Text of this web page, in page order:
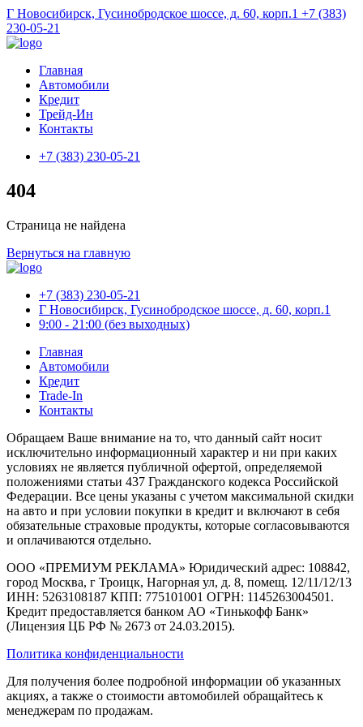
Г Новосибирск, Гусинобродское шоссе, д. 60, корп.1 +7 (383)
230-05-21
Главная
Автомобили
Кредит
Трейд-Ин
Контакты
+7 (383) 230-05-21
404
Страница не найдена
Вернуться на главную
+7 (383) 230-05-21
Г Новосибирск, Гусинобродское шоссе, д. 60, корп.1
9:00 - 21:00 (без выходных)
Главная
Автомобили
Кредит
Trade-In
Контакты
Обращаем Ваше внимание на то, что данный сайт носит
исключительно информационный характер и ни при каких
условиях не является публичной офертой, определяемой
положениями статьи 437 Гражданского кодекса Российской
Федерации. Все цены указаны с учетом максимальной скидки
на авто и при условии покупки в кредит и включают в себя
обязательные страховые продукты, которые согласовываются
и оплачиваются отдельно.
ООО «ПРЕМИУМ РЕКЛАМА» Юридический адрес: 108842,
город Москва, г Троицк, Нагорная ул, д. 8, помещ. 12/11/12/13
ИНН: 5263108187 КПП: 775101001 ОГРН: 1145263004501.
Кредит предоставляется банком АО «Тинькофф Банк»
(Лицензия ЦБ РФ № 2673 от 24.03.2015).
Политика конфиденциальности
Для получения более подробной информации об указанных
акциях, а также о стоимости автомобилей обращайтесь к
менеджерам по продажам.